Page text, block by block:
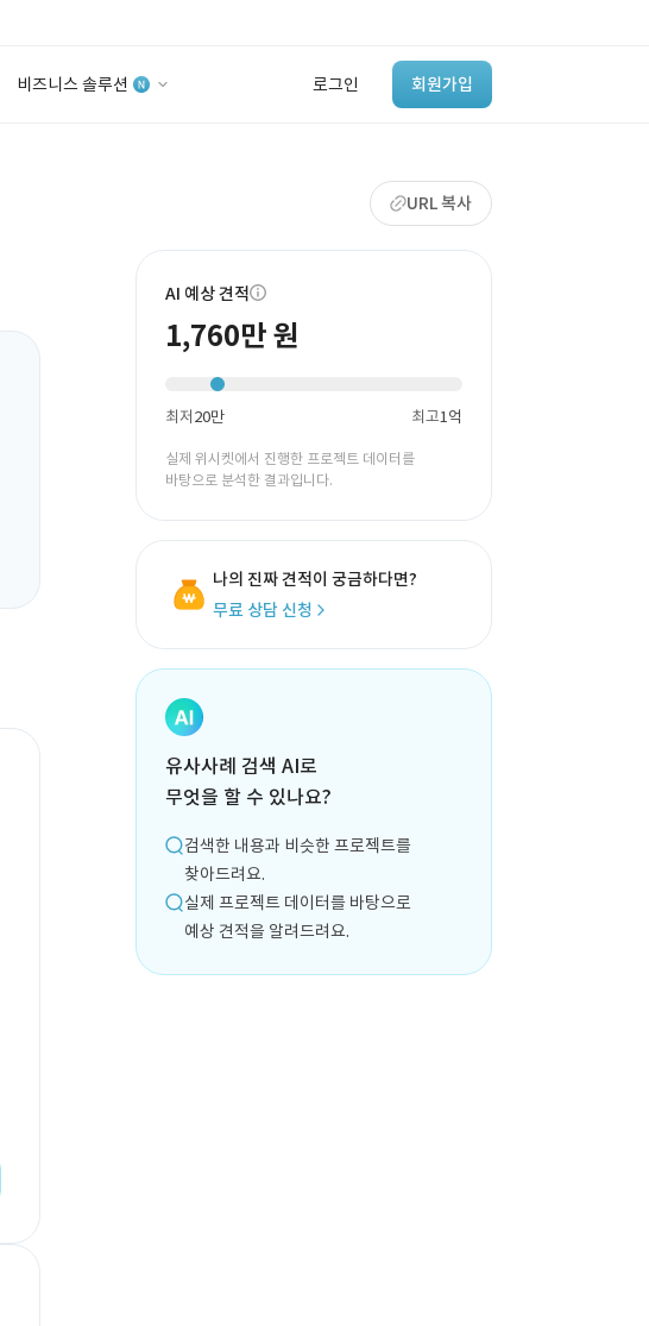
비즈니스 솔루션 로그인 회원가입
‘이런 거’ 만들어본
개발 회사 있어?
바로가기
URL 복사
AI 예상 견적
1,760만 원
최저20만 최고1억
실제 위시켓에서 진행한 프로젝트 데이터를
바탕으로 분석한 결과입니다.
나의 진짜 견적이 궁금하다면?
무료 상담 신청
유사사례 검색 AI로
무엇을 할 수 있나요?
검색한 내용과 비슷한 프로젝트를
찾아드려요.
실제 프로젝트 데이터를 바탕으로
예상 견적을 알려드려요.